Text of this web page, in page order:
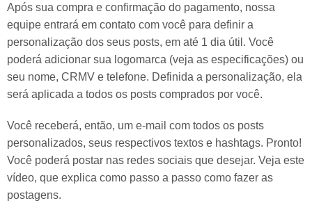
Após sua compra e confirmação do pagamento, nossa
equipe entrará em contato com você para definir a
personalização dos seus posts, em até 1 dia útil. Você
poderá adicionar sua logomarca (veja as especificações) ou
seu nome, CRMV e telefone. Definida a personalização, ela
será aplicada a todos os posts comprados por você.
Você receberá, então, um e-mail com todos os posts
personalizados, seus respectivos textos e hashtags. Pronto!
Você poderá postar nas redes sociais que desejar. Veja este
vídeo, que explica como passo a passo como fazer as
postagens.